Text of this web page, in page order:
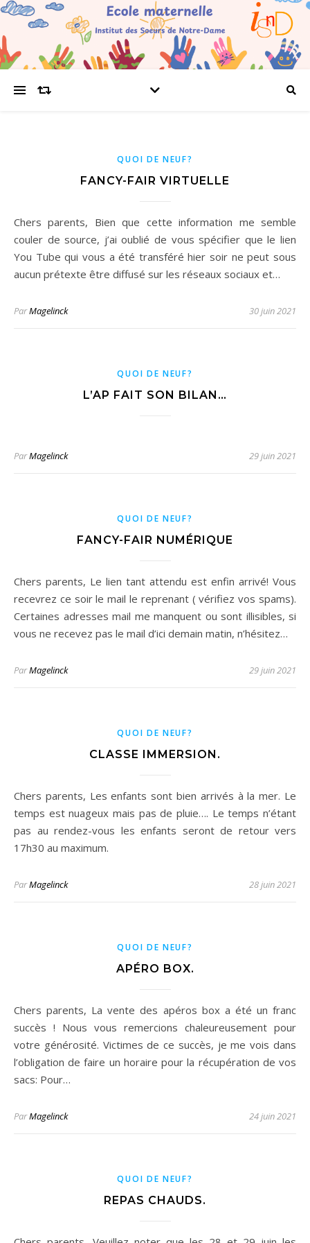
QUOI DE NEUF?
FANCY-FAIR VIRTUELLE
Chers parents, Bien que cette information me semble
couler de source, j’ai oublié de vous spécifier que le lien
You Tube qui vous a été transféré hier soir ne peut sous
aucun prétexte être diffusé sur les réseaux sociaux et…
ParMagelinck 30 juin 2021
QUOI DE NEUF?
L’AP FAIT SON BILAN…
ParMagelinck 29 juin 2021
QUOI DE NEUF?
FANCY-FAIR NUMÉRIQUE
Chers parents, Le lien tant attendu est enfin arrivé! Vous
recevrez ce soir le mail le reprenant ( vérifiez vos spams).
Certaines adresses mail me manquent ou sont illisibles, si
vous ne recevez pas le mail d’ici demain matin, n’hésitez…
ParMagelinck 29 juin 2021
QUOI DE NEUF?
CLASSE IMMERSION.
Chers parents, Les enfants sont bien arrivés à la mer. Le
temps est nuageux mais pas de pluie…. Le temps n’étant
pas au rendez-vous les enfants seront de retour vers
17h30 au maximum.
ParMagelinck 28 juin 2021
QUOI DE NEUF?
APÉRO BOX.
Chers parents, La vente des apéros box a été un franc
succès ! Nous vous remercions chaleureusement pour
votre générosité. Victimes de ce succès, je me vois dans
l’obligation de faire un horaire pour la récupération de vos
sacs: Pour…
ParMagelinck 24 juin 2021
QUOI DE NEUF?
REPAS CHAUDS.